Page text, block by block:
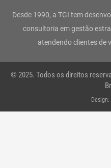
g
r
a
m
o
o
k
-
e
r
Desde 1990, a TGI tem
consultoria em gestão
atendendo clientes de
© 2025. Todos os direitos